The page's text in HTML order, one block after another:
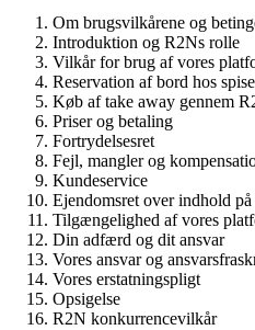
Om brugsvilkårene og
Introduktion og R2Ns rolle
Vilkår for brug af vores
Reservation af bord hos
Køb af take away gennem
Priser og betaling
Fortrydelsesret
Fejl, mangler og
Kundeservice
Ejendomsret over indhold
Tilgængelighed af vores
Din adfærd og dit ansvar
Vores ansvar og
Vores erstatningspligt
Opsigelse
R2N konkurrencevilkår